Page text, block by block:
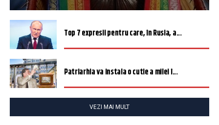
Top 7 expresii pentru care, în Rusia, a...
Patriarhia va instala o cutie a milei î...
VEZI MAI MULT